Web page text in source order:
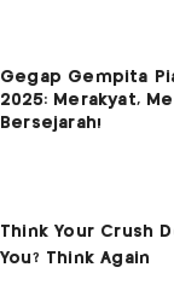
Gegap Gempita
2025: Merakyat,
Bersejarah!